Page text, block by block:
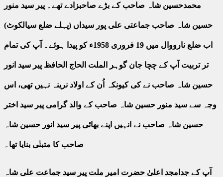
محمدحسین شاہ صاحب کے بڑے صاحبزادے تھے۔ پیر سید منور
حسین شاہ صاحب جماعتی علی پور سیداں (پہلے ضلع سیالکوٹ)
اب ضلع نارووال میں 19 فروری 1958ء کو پیدا ہوئے۔ آپ کی تمام
تر تربیت آپ کے چچا جان گوہر الملت الحاج الحافظ پیر سید انور
حسین شاہ صاحب نے کی کیونکہ اُن کے اولاد نرینہ نہیں تھی، اس
وجہ سے سید منور حسین شاہ صاحب کے والد گرامی پیر سید اختر
حسین شاہ صاحب نے انہیں اپنے بھائی پیر سید انور حسین شاہ
صاحب کا متبنٰی بنایا تھا۔
آپ کے جدامجد اعلیٰ حضرت امیر ملت پیر سید جماعت علی شاہ